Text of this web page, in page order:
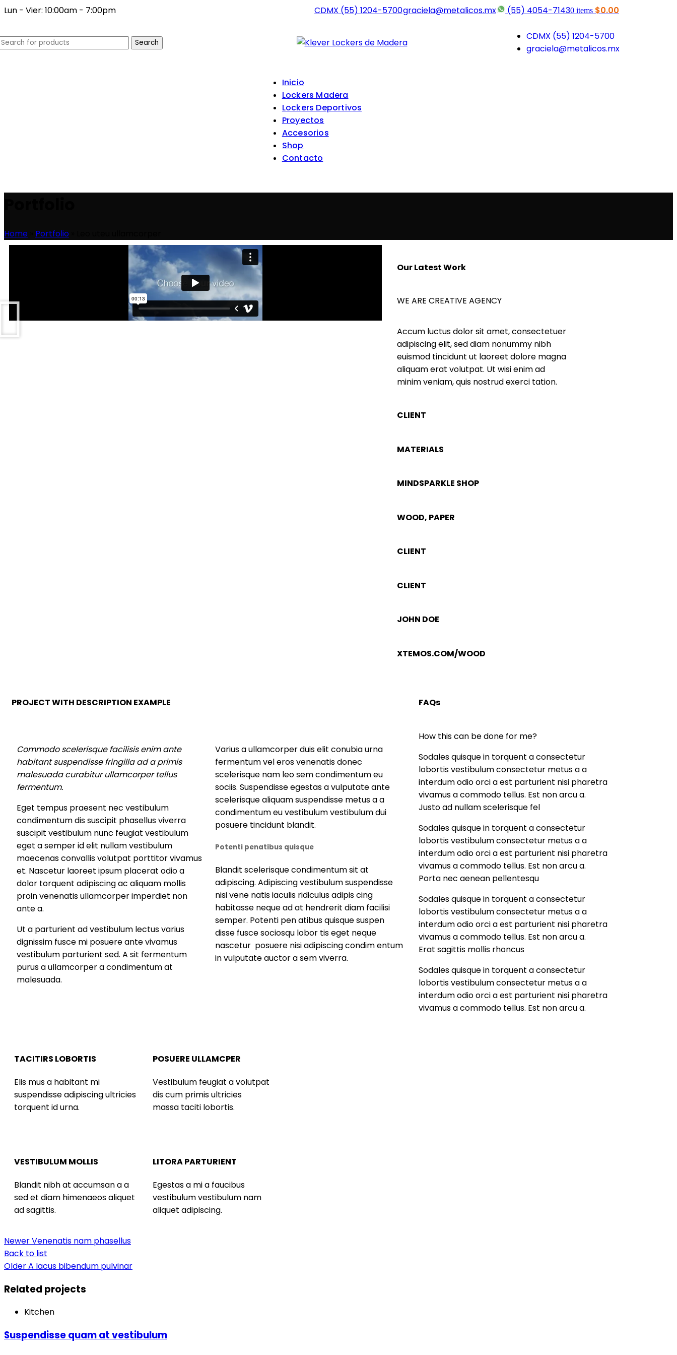
Lun - Vier: 10:00am - 7:00pm CDMX (55) 1204-5700graciela@metalicos.mx (55) 4054-71430 items $0.00
Search
CDMX (55) 1204-5700
graciela@metalicos.mx
Inicio
Lockers Madera
Lockers Deportivos
Proyectos
Accesorios
Shop
Contacto
Home Portfolio
Our Latest Work
WE ARE CREATIVE AGENCY
Accum luctus dolor sit amet, consectetuer
adipiscing elit, sed diam nonummy nibh
euismod tincidunt ut laoreet dolore magna
aliquam erat volutpat. Ut wisi enim ad
minim veniam, quis nostrud exerci tation.
CLIENT
MATERIALS
MINDSPARKLE SHOP
WOOD, PAPER
CLIENT
CLIENT
JOHN DOE
XTEMOS.COM/WOOD
PROJECT WITH DESCRIPTION EXAMPLE
Commodo scelerisque facilisis enim ante
habitant suspendisse fringilla ad a primis
malesuada curabitur ullamcorper tellus
fermentum.
Eget tempus praesent nec vestibulum
condimentum dis suscipit phasellus viverra
suscipit vestibulum nunc feugiat vestibulum
eget a semper id elit nullam vestibulum
maecenas convallis volutpat porttitor vivamus
et. Nascetur laoreet ipsum placerat odio a
dolor torquent adipiscing ac aliquam mollis
proin venenatis ullamcorper imperdiet non
ante a.
Ut a parturient ad vestibulum lectus varius
dignissim fusce mi posuere ante vivamus
vestibulum parturient sed. A sit fermentum
purus a ullamcorper a condimentum at
malesuada.
Varius a ullamcorper duis elit conubia urna
fermentum vel eros venenatis donec
scelerisque nam leo sem condimentum eu
sociis. Suspendisse egestas a vulputate ante
scelerisque aliquam suspendisse metus a a
condimentum eu vestibulum vestibulum dui
posuere tincidunt blandit.
Potenti penatibus quisque
Blandit scelerisque condimentum sit at
adipiscing. Adipiscing vestibulum suspendisse
nisi vene natis iaculis ridiculus adipis cing
habitasse neque ad at hendrerit diam facilisi
semper. Potenti pen atibus quisque suspen
disse fusce sociosqu lobor tis eget neque
nascetur posuere nisi adipiscing condim entum
in vulputate auctor a sem viverra.
FAQs
How this can be done for me?
Sodales quisque in torquent a consectetur
lobortis vestibulum consectetur metus a a
interdum odio orci a est parturient nisi pharetra
vivamus a commodo tellus. Est non arcu a.
Justo ad nullam scelerisque fel
Sodales quisque in torquent a consectetur
lobortis vestibulum consectetur metus a a
interdum odio orci a est parturient nisi pharetra
vivamus a commodo tellus. Est non arcu a.
Porta nec aenean pellentesqu
Sodales quisque in torquent a consectetur
lobortis vestibulum consectetur metus a a
interdum odio orci a est parturient nisi pharetra
vivamus a commodo tellus. Est non arcu a.
Erat sagittis mollis rhoncus
Sodales quisque in torquent a consectetur
lobortis vestibulum consectetur metus a a
interdum odio orci a est parturient nisi pharetra
vivamus a commodo tellus. Est non arcu a.
TACITIRS LOBORTIS
Elis mus a habitant mi
suspendisse adipiscing ultricies
torquent id urna.
VESTIBULUM MOLLIS
Blandit nibh at accumsan a a
sed et diam himenaeos aliquet
ad sagittis.
POSUERE ULLAMCPER
Vestibulum feugiat a volutpat
dis cum primis ultricies
massa taciti lobortis.
LITORA PARTURIENT
Egestas a mi a faucibus
vestibulum vestibulum nam
aliquet adipiscing.
NewerVenenatis nam phasellus
Back to list
OlderA lacus bibendum pulvinar
Related projects
Kitchen
Suspendisse quam at vestibulum